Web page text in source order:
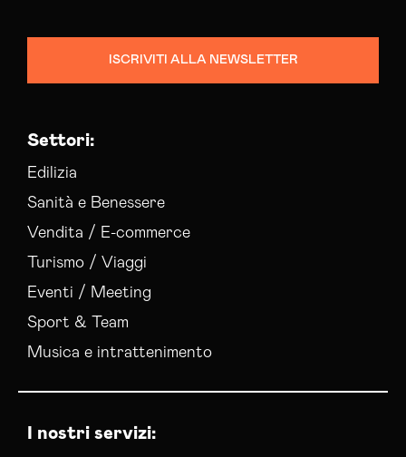
ISCRIVITI ALLA NEWSLETTER
Settori:
Edilizia
Sanità e Benessere
Vendita / E-commerce
Turismo / Viaggi
Eventi / Meeting
Sport & Team
Musica e intrattenimento
I nostri servizi: